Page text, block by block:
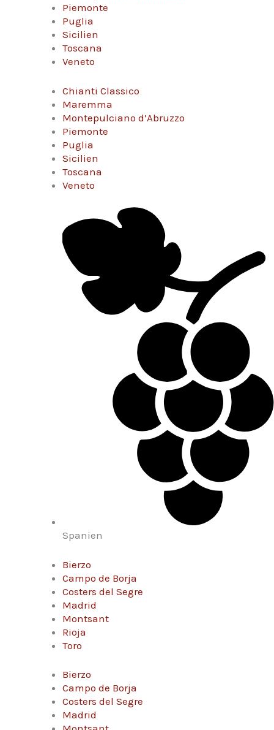
Piemonte
Puglia
Sicilien
Toscana
Veneto
Chianti Classico
Maremma
Montepulciano d’Abruzzo
Piemonte
Puglia
Sicilien
Toscana
Veneto
Spanien
Bierzo
Campo de Borja
Costers del Segre
Madrid
Montsant
Rioja
Toro
Bierzo
Campo de Borja
Costers del Segre
Madrid